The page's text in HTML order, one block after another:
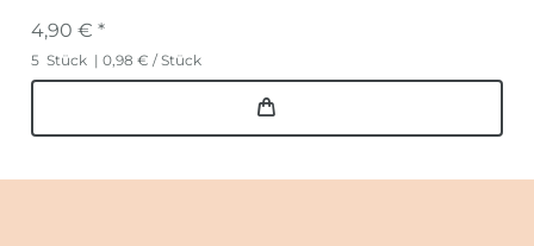
4,90 € *
5 Stück | 0,98 € / Stück